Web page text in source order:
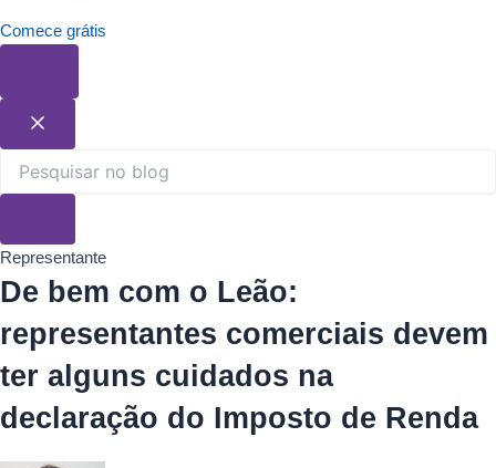
Comece grátis
Representante
De bem com o Leão:
representantes comerciais devem
ter alguns cuidados na
declaração do Imposto de Renda